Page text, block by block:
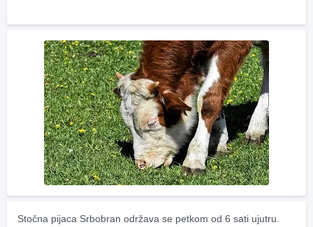
Stočna pijaca Srbobran održava se petkom od 6 sati ujutru.